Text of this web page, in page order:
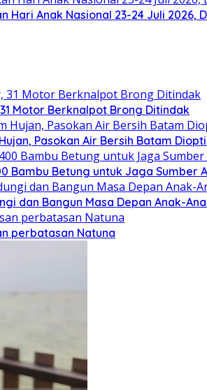
Anak Nasional 23-24 Juli 2026,
Motor Berknalpot Brong Ditindak
Pasokan Air Bersih Batam
Bambu Betung untuk Jaga Sumber
dan Bangun Masa Depan Anak-
perbatasan Natuna